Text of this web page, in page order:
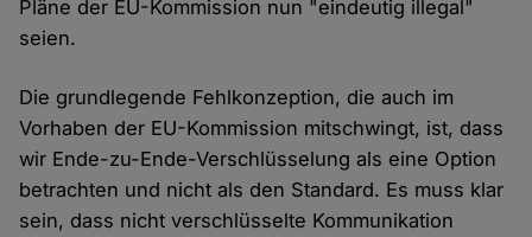
Pläne der EU-Kommission nun "eindeutig illegal"
seien.
Die grundlegende Fehlkonzeption, die auch im
Vorhaben der EU-Kommission mitschwingt, ist, dass
wir Ende-zu-Ende-Verschlüsselung als eine Option
betrachten und nicht als den Standard. Es muss klar
sein, dass nicht verschlüsselte Kommunikation